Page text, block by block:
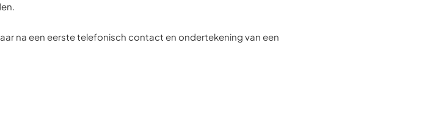
na een eerste telefonisch contact en ondertekening van een